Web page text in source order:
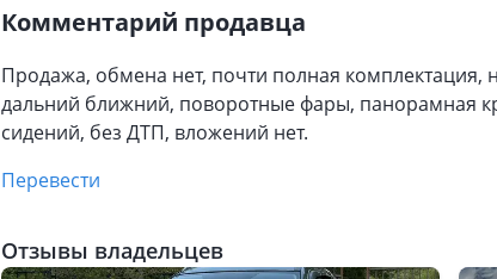
Комментарий продавца
Продажа, обмена нет, почти полная комплектация,
дальний ближний, поворотные фары, панорамная
сидений, без ДТП, вложений нет.
Перевести
Отзывы владельцев